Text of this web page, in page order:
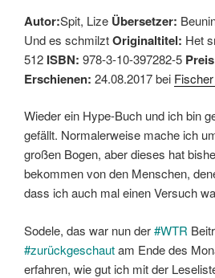
Autor:Spit, Lize Übersetzer:
Und es schmilztOriginaltitel: Het
512 ISBN: 978-3-10-397282-5
Erschienen: 24.08.2017 bei
Wieder ein Hype-Buch und ich bin
gefällt. Normalerweise mache ich
großen Bogen, aber dieses hat
bekommen von den Menschen,
dass ich auch mal einen Versuch
Sodele, das war nun der#WTR
#zurückgeschautam Ende des
erfahren, wie gut ich mit der